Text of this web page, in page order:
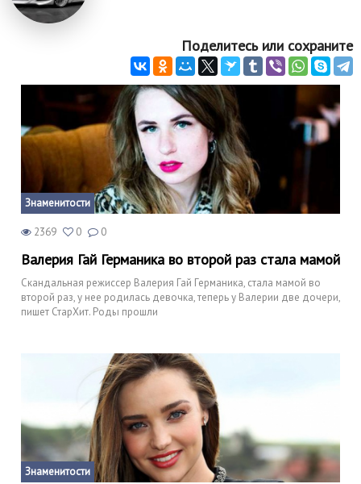
Поделитесь или сохраните
Знаменитости
2369 0 0
Валерия Гай Германика во второй раз стала мамой
Скандальная режиссер Валерия Гай Германика, стала мамой во
второй раз, у нее родилась девочка, теперь у Валерии две дочери,
пишет СтарХит. Роды прошли
Знаменитости